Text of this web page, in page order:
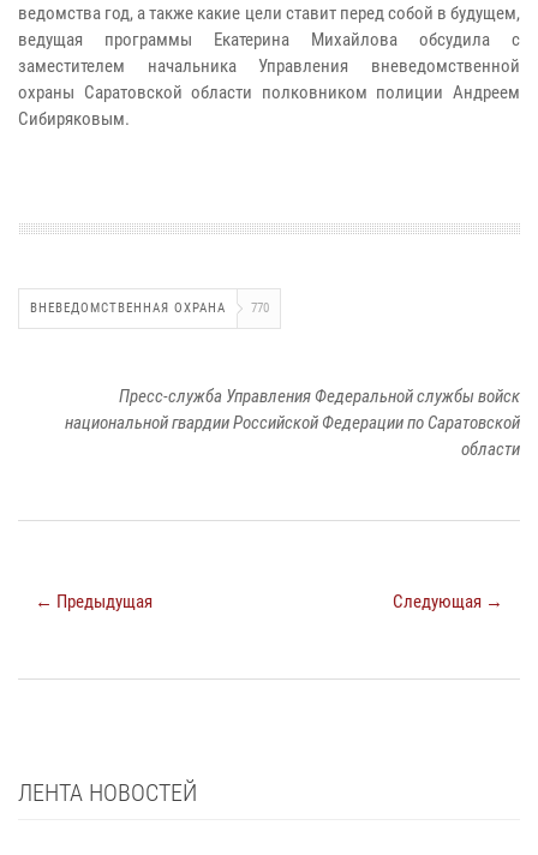
ведомства год, а также какие цели ставит перед собой в будущем,
ведущая программы Екатерина Михайлова обсудила с
заместителем начальника Управления вневедомственной
охраны Саратовской области полковником полиции Андреем
Сибиряковым.
ВНЕВЕДОМСТВЕННАЯ ОХРАНА 770
Пресс-служба Управления Федеральной службы войск
национальной гвардии Российской Федерации по Саратовской
области
← Предыдущая Следующая →
ЛЕНТА НОВОСТЕЙ